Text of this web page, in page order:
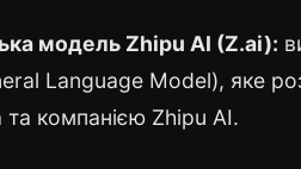
модель Zhipu AI (Z.ai):
Language Model), яке
та компанією Zhipu AI.